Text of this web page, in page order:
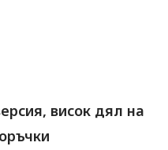
висок дял на